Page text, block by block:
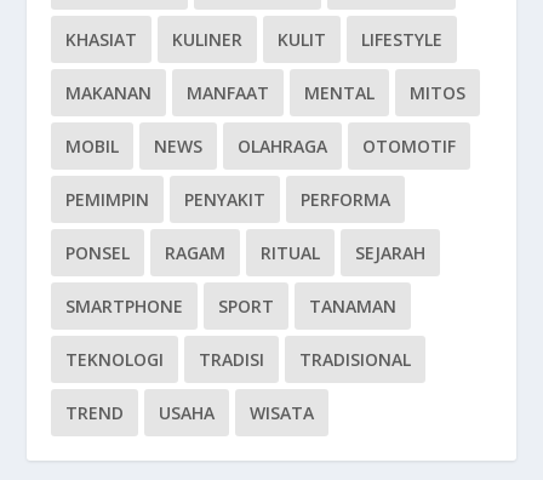
KHASIAT KULINER KULIT LIFESTYLE
MAKANAN MANFAAT MENTAL MITOS
MOBIL NEWS OLAHRAGA OTOMOTIF
PEMIMPIN PENYAKIT PERFORMA
PONSEL RAGAM RITUAL SEJARAH
SMARTPHONE SPORT TANAMAN
TEKNOLOGI TRADISI TRADISIONAL
TREND USAHA WISATA